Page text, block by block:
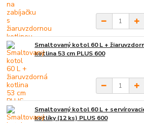
Smaltovaný kotol 60 L +
kotlina 53 cm PLUS 600
Smaltovaný kotol 60 L +
kotlíky (12 ks) PLUS 600